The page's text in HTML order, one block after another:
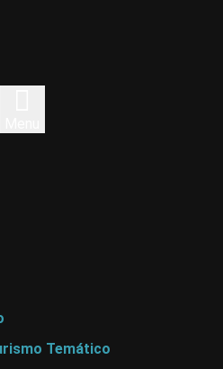
Temático